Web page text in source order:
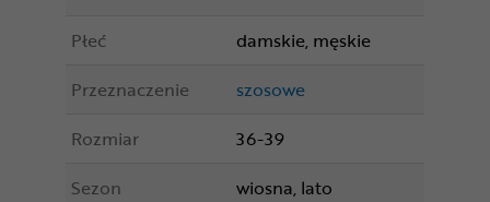
Płeć
damskie, męskie
Przeznaczenie
szosowe
Rozmiar
36-39
Sezon
wiosna, lato